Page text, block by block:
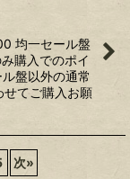
均一セール盤
購入でのポイ
盤以外の通常
せてご購入お願
次»